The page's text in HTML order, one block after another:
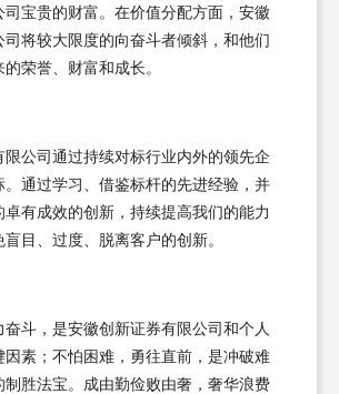
司宝贵的财富。在价值分配方面，安徽
司将较大限度的向奋斗者倾斜，和他们
荣誉、财富和成长。
限公司通过持续对标行业内外的领先企
。通过学习、借鉴标杆的先进经验，并
有成效的创新，持续提高我们的能力
目、过度、脱离客户的创新。
斗，是安徽创新证券有限公司和个人
因素；不怕困难，勇往直前，是冲破难
制胜法宝。成由勤俭败由奢，奢华浪费